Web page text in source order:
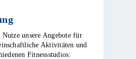
unsere Angebote für
Aktivitäten und
Fitnessstudios: